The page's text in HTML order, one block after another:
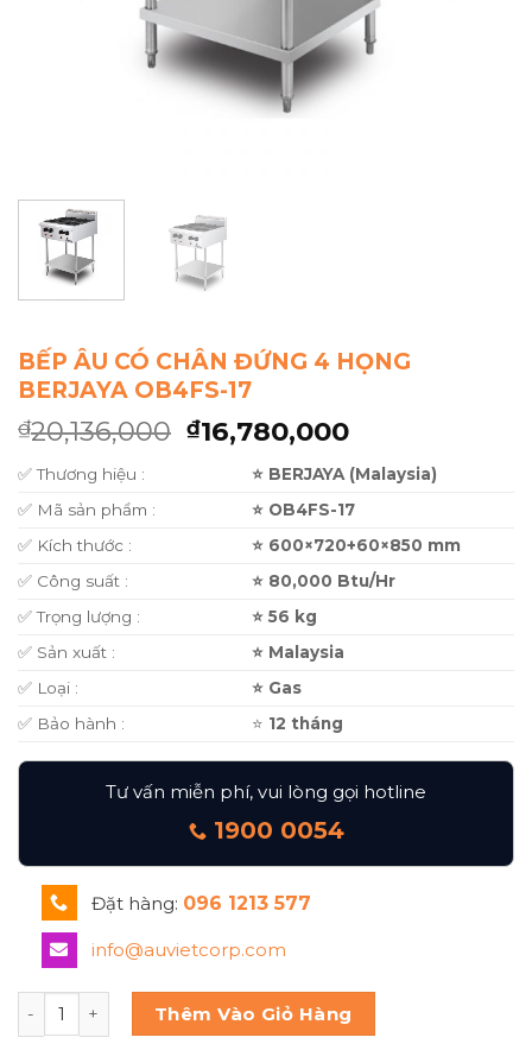
BẾP ÂU CÓ CHÂN ĐỨNG 4 HỌNG
BERJAYA OB4FS-17
₫20,136,000 ₫16,780,000
✅ Thương hiệu :
⭐ BERJAYA (Malaysia)
✅ Mã sản phẩm :
⭐ OB4FS-17
✅ Kích thước :
⭐ 600×720+60×850 mm
✅ Công suất :
⭐ 80,000 Btu/Hr
✅ Trọng lượng :
⭐ 56 kg
✅ Sản xuất :
⭐ Malaysia
✅ Loại :
⭐ Gas
✅ Bảo hành :
⭐ 12 tháng
Tư vấn miễn phí, vui lòng gọi hotline
1900 0054
Đặt hàng: 096 1213 577
info@auvietcorp.com
BẾP ÂU CÓ CHÂN ĐỨNG 4 HỌNG BERJAYA OB4FS-17 số
Thêm Vào Giỏ Hàng